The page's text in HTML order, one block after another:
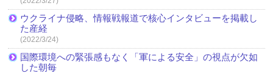
ウクライナ侵略、情報戦報道で核心インタビューを掲載し
た産経
(2022/3/24)
国際環境への緊張感もなく「軍による安全」の視点が欠如
した朝毎